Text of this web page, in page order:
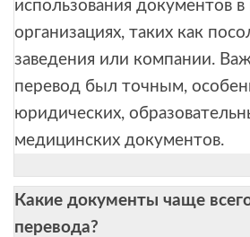
использования документов
организациях, таких как
заведения или компании.
перевод был точным,
юридических,
медицинских документов.
Какие документы чаще
перевода?